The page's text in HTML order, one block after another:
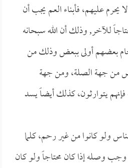
عليهم، فأبناء العم يجب أن
للآخر, وذلك أن الله سبحانه
بعضهم أولى ببعض وذلك من
من جهة الصلة، ومن جهة
يتوارثون، كذلك أيضاً يسد
ولو كانوا من غير رحم، كلما
وجب وصله إذا كان محتاجاً ولو كان